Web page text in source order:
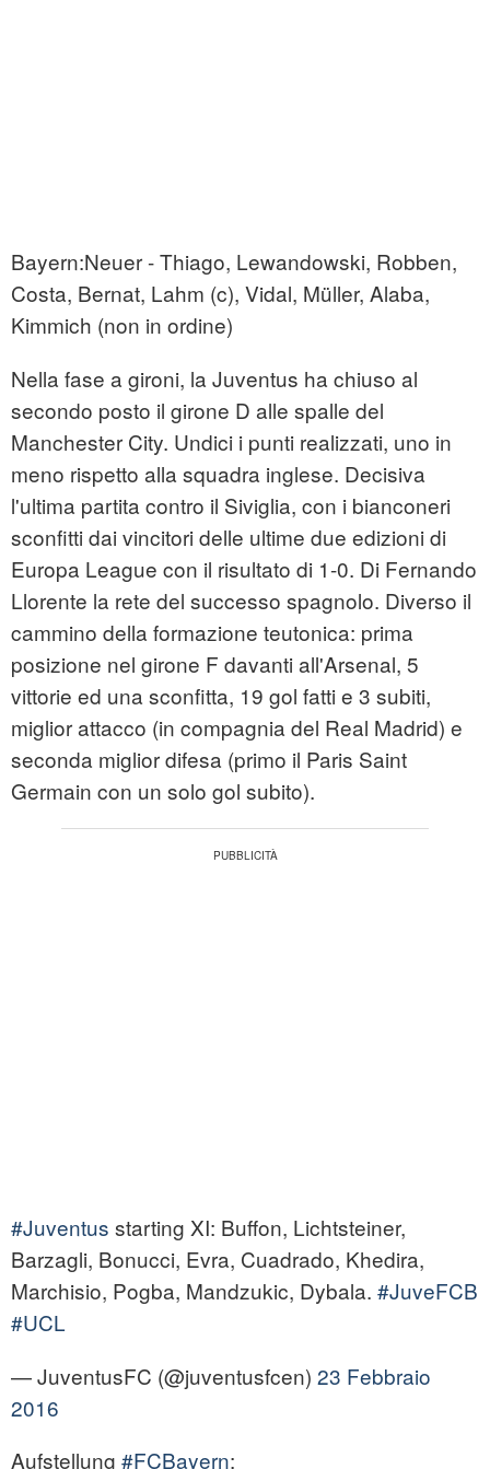
Bayern:Neuer - Thiago, Lewandowski, Robben,
Costa, Bernat, Lahm (c), Vidal, Müller, Alaba,
Kimmich (non in ordine)
Nella fase a gironi, la Juventus ha chiuso al
secondo posto il girone D alle spalle del
Manchester City. Undici i punti realizzati, uno in
meno rispetto alla squadra inglese. Decisiva
l'ultima partita contro il Siviglia, con i bianconeri
sconfitti dai vincitori delle ultime due edizioni di
Europa League con il risultato di 1-0. Di Fernando
Llorente la rete del successo spagnolo. Diverso il
cammino della formazione teutonica: prima
posizione nel girone F davanti all'Arsenal, 5
vittorie ed una sconfitta, 19 gol fatti e 3 subiti,
miglior attacco (in compagnia del Real Madrid) e
seconda miglior difesa (primo il Paris Saint
Germain con un solo gol subito).
#Juventus starting XI: Buffon, Lichtsteiner,
Barzagli, Bonucci, Evra, Cuadrado, Khedira,
Marchisio, Pogba, Mandzukic, Dybala. #JuveFCB
#UCL
— JuventusFC (@juventusfcen) 23 Febbraio
2016
Aufstellung #FCBayern: